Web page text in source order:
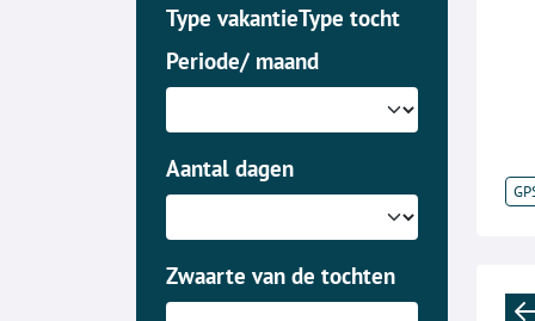
Type vakantieType tocht
Periode/ maand
Aantal dagen
Zwaarte van de tochten